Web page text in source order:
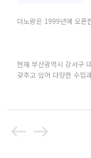
더노랑은 1999년에 오픈
현재 부산광역시 강서구
갖추고 있어 다양한 수입
west east